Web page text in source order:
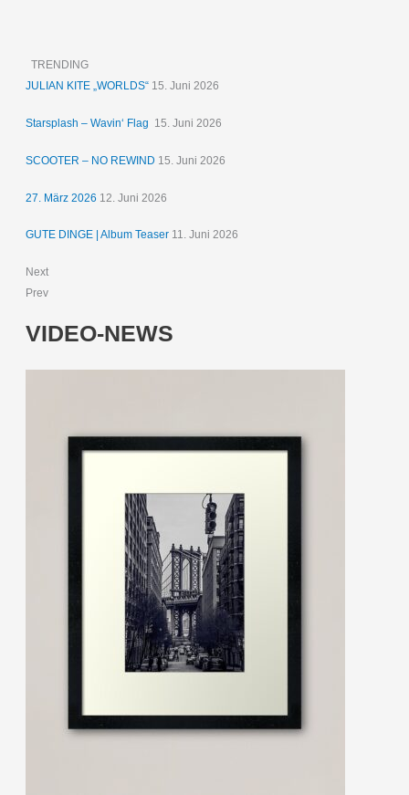
TRENDING
JULIAN KITE „WORLDS“ 15. Juni 2026
Starsplash – Wavin‘ Flag 15. Juni 2026
SCOOTER – NO REWIND 15. Juni 2026
27. März 2026 12. Juni 2026
GUTE DINGE | Album Teaser 11. Juni 2026
Next
Prev
VIDEO-NEWS